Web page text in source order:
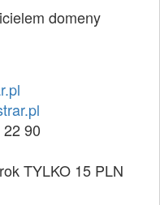
domeny
90
TYLKO 15 PLN